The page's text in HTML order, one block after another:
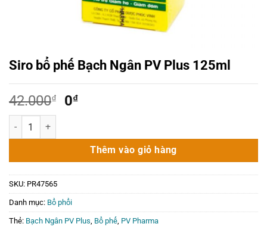
Siro bổ phế Bạch Ngân PV Plus 125ml
42.000₫
Giá
42.000₫.
0₫Giá
là:
0₫.
Siro bổ phế Bạch Ngân PV Plus 125ml số lượng
Thêm vào giỏ hàng
SKU: PR47565
Danh mục: Bổ phổi
Thẻ: Bạch Ngân PV Plus, Bổ phế, PV Pharma